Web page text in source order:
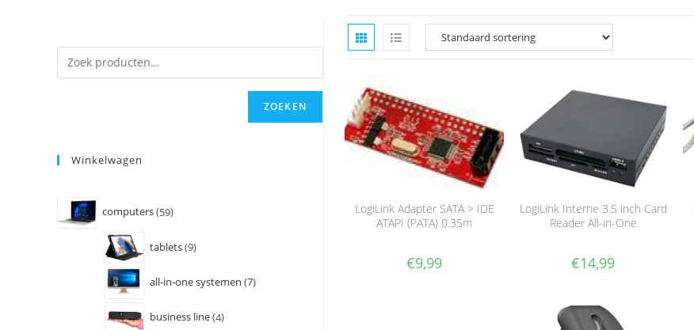
LogiLink Adapter SATA > IDE
ATAPI (PATA) 0.35m
€9,99
LogiLink Interne 3.5 inch Card
Reader All-in-One
€14,99
ZOEKEN
Winkelwagen
computers 59
tablets 9
all-in-one systemen 7
business line 4